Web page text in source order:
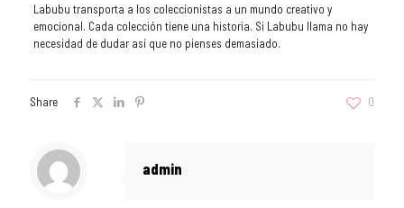
Labubu transporta a los coleccionistas a un mundo creativo y
emocional. Cada colección tiene una historia. Si Labubu llama no hay
necesidad de dudar así que no pienses demasiado.
Share 0
admin